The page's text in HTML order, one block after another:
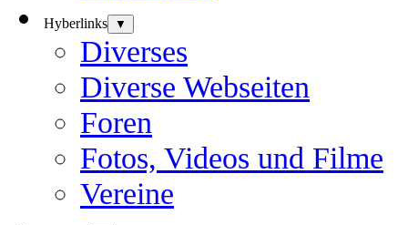
Hyberlinks ▼
Diverses
Diverse Webseiten
Foren
Fotos, Videos und Filme
Vereine